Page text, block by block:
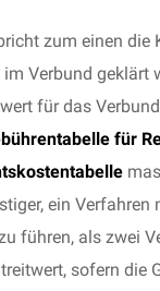
zum einen die
Verbund geklärt
für das
für
ein Verfahren
führen, als zwei
sofern die